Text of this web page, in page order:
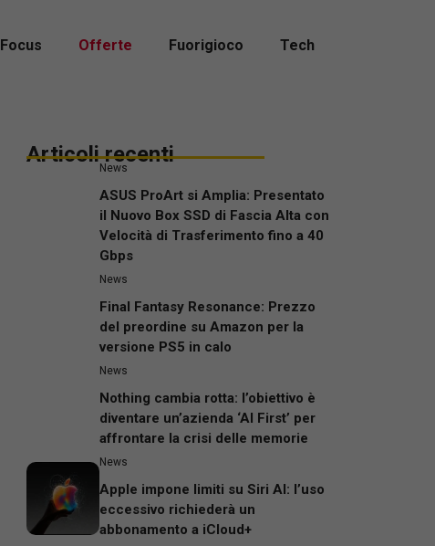
Focus Offerte Fuorigioco Tech
Articoli recenti
News
ASUS ProArt si Amplia: Presentato
il Nuovo Box SSD di Fascia Alta con
Velocità di Trasferimento fino a 40
Gbps
News
Final Fantasy Resonance: Prezzo
del preordine su Amazon per la
versione PS5 in calo
News
Nothing cambia rotta: l’obiettivo è
diventare un’azienda ‘AI First’ per
affrontare la crisi delle memorie
News
Apple impone limiti su Siri AI: l’uso
eccessivo richiederà un
abbonamento a iCloud+